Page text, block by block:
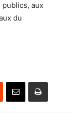
publics, aux
du